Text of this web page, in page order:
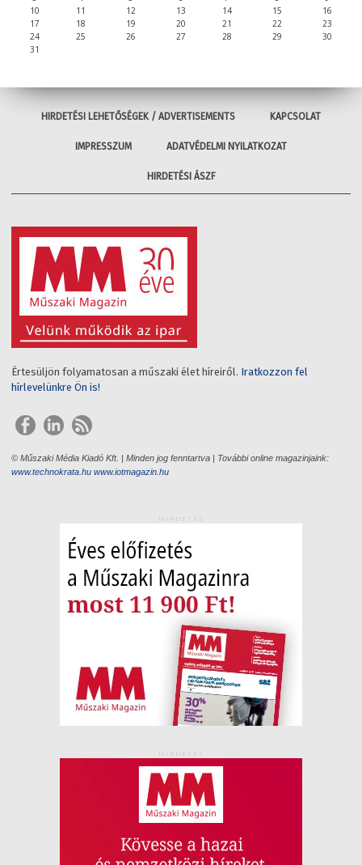
10
11 12 13 14 15
16
17
18 19 20 21 22
23
24
25 26 27 28 29
30
31
HIRDETÉSI LEHETŐSÉGEK / ADVERTISEMENTS KAPCSOLAT
IMPRESSZUM ADATVÉDELMI NYILATKOZAT
HIRDETÉSI ÁSZF
Értesüljön folyamatosan a műszaki élet híreiről. Iratkozzon fel
hírlevelünkre Ön is!
© Műszaki Média Kiadó Kft. | Minden jog fenntartva | További online magazinjaink:
www.technokrata.hu www.iotmagazin.hu
HIRDETÉS
HIRDETÉS